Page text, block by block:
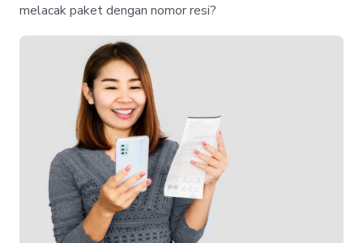
melacak paket dengan nomor resi?